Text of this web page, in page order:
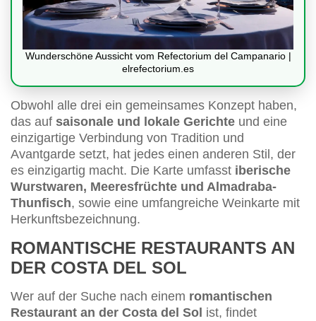
Wunderschöne Aussicht vom Refectorium del Campanario |
elrefectorium.es
Obwohl alle drei ein gemeinsames Konzept haben,
das auf saisonale und lokale Gerichte und eine
einzigartige Verbindung von Tradition und
Avantgarde setzt, hat jedes einen anderen Stil, der
es einzigartig macht. Die Karte umfasst iberische
Wurstwaren, Meeresfrüchte und Almadraba-
Thunfisch, sowie eine umfangreiche Weinkarte mit
Herkunftsbezeichnung.
ROMANTISCHE RESTAURANTS AN
DER COSTA DEL SOL
Wer auf der Suche nach einem romantischen
Restaurant an der Costa del Sol ist, findet